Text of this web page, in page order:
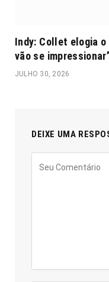
Indy: Collet elogia o
vão se
JULHO 30, 2026
DEIXE UMA